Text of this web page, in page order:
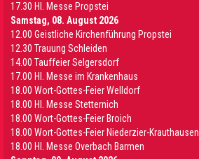
17.30 Hl. Messe Propstei
Samstag, 08. August 2026
12.00 Geistliche Kirchenführung Propstei
12.30 Trauung Schleiden
14.00 Tauffeier Selgersdorf
17.00 Hl. Messe im Krankenhaus
18.00 Wort-Gottes-Feier Welldorf
18.00 Hl. Messe Stetternich
18.00 Wort-Gottes-Feier Broich
18.00 Wort-Gottes-Feier Niederzier-Krauthausen
18.00 Hl. Messe Overbach Barmen